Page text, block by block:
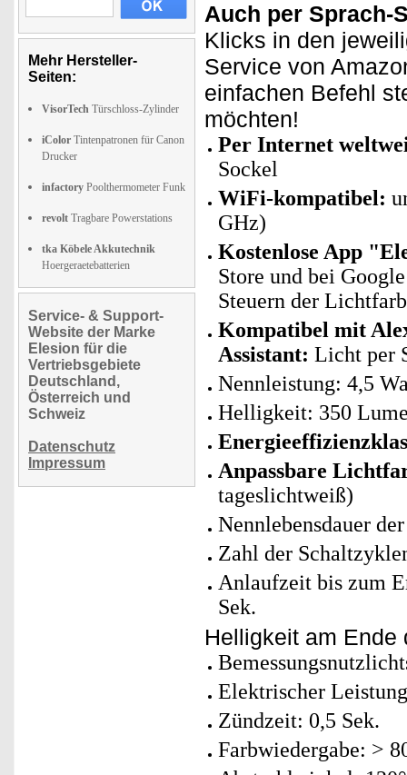
Mehr Hersteller-
Seiten:
VisorTech Türschloss-Zylinder
iColor Tintenpatronen für Canon
Drucker
infactory Poolthermometer Funk
revolt Tragbare Powerstations
tka Köbele Akkutechnik
Hoergeraetebatterien
Service- & Support-
Website der Marke
Elesion für die
Vertriebsgebiete
Deutschland,
Österreich und
Schweiz
Datenschutz
Impressum
Auch per Sprach-
Klicks in den
Service von
einfachen Befehl
möchten!
Per Internet
Sockel
WiFi-kompatibel:
GHz)
Kostenlose App
Store und bei
Steuern der
Kompatibel mit
Assistant: Licht per
Nennleistung: 4,5
Helligkeit: 350
Anpassbare
tageslichtweiß)
Nennlebensdauer
Zahl der
Anlaufzeit bis zum
Sek.
Helligkeit am Ende
Elektrischer
Zündzeit: 0,5 Sek.
Farbwiedergabe: >